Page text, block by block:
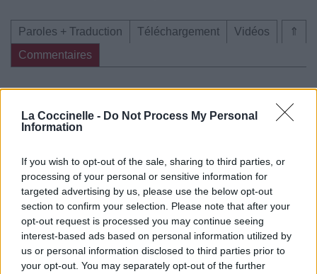
La Coccinelle - Do Not Process My Personal
Information
If you wish to opt-out of the sale, sharing to third parties, or
processing of your personal or sensitive information for
targeted advertising by us, please use the below opt-out
section to confirm your selection. Please note that after your
opt-out request is processed you may continue seeing
interest-based ads based on personal information utilized by
us or personal information disclosed to third parties prior to
your opt-out. You may separately opt-out of the further
⇑
Paroles + Traduction Téléchargement
Vidéos
Commentaires